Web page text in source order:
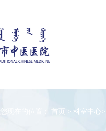
您现在的位置： 首页 > 科室中心 >